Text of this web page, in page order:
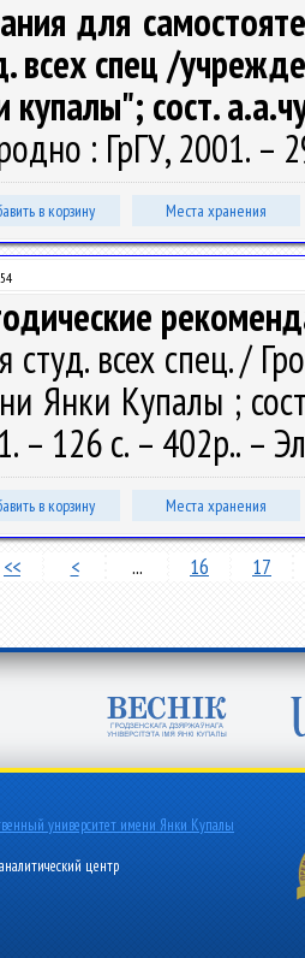
для
всех спец /
купалы"; сост.
: ГрГУ, 2001. –
в корзину Места хранения
студ. всех спец. /
Янки Купалы ;
– 126 с. – 402р.. –
в корзину Места хранения
<< < ... 16 17
университет имени Янки Купалы
центр